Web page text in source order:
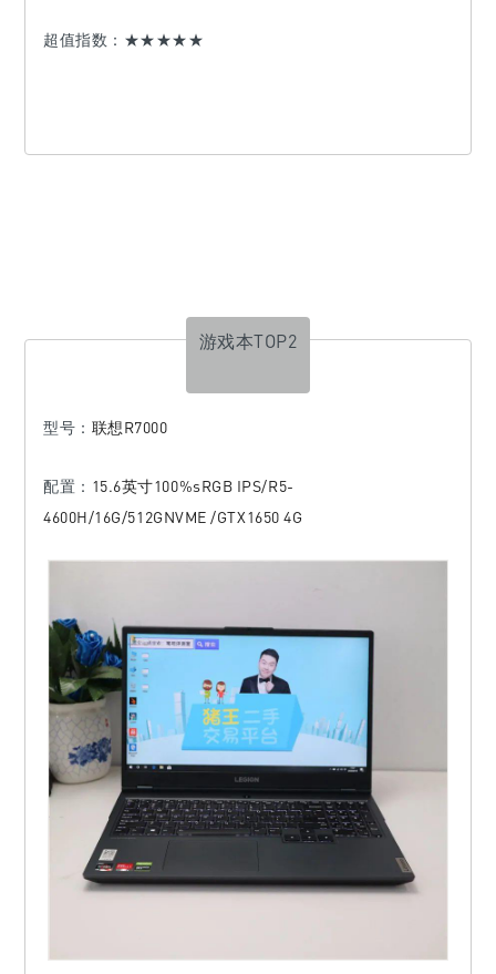
超值指数： ★★★★★
游戏本TOP2
型号 ： 联想R7000
配置： 15.6英寸100%sRGB IPS/R5-
4600H/16G/512GNVME /GTX1650 4G